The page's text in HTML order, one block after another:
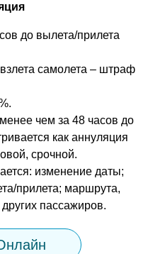
до вылета/прилета
самолета – штраф
чем за 48 часов до
как аннуляция
срочной.
изменение даты;
прилета; маршрута,
пассажиров.